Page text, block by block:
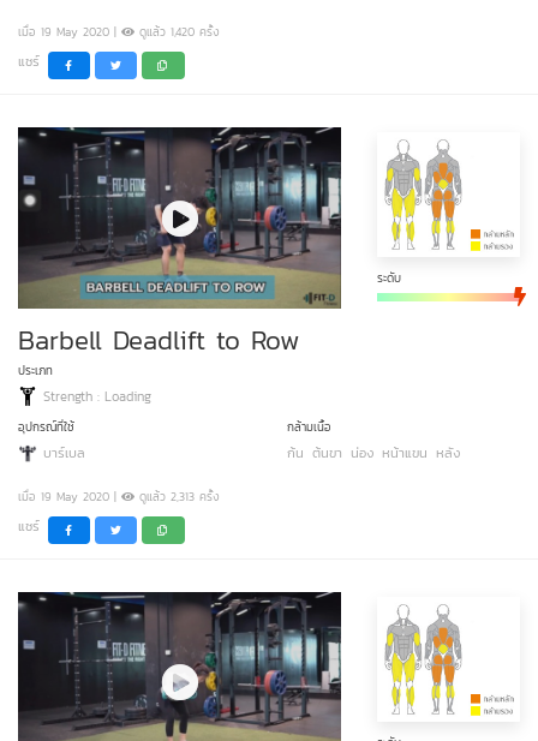
เมื่อ 19 May 2020 | ดูแล้ว 1,420 ครั้ง
แชร์
ระดับ
Barbell Deadlift to Row
ประเภท
Strength : Loading
อุปกรณ์ที่ใช้
บาร์เบล
กล้ามเนื้อ
ก้น ต้นขา น่อง หน้าแขน หลัง
เมื่อ 19 May 2020 | ดูแล้ว 2,313 ครั้ง
แชร์